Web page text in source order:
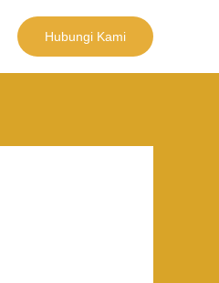
Hubungi Kami